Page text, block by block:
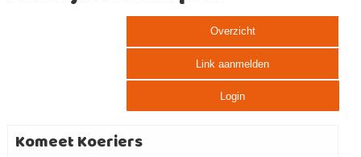
Overzicht
Link aanmelden
Login
Komeet Koeriers